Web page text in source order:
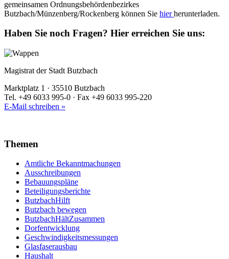
gemeinsamen Ordnungsbehördenbezirkes
Butzbach/Münzenberg/Rockenberg können Sie hierherunterladen.
Haben Sie noch Fragen? Hier erreichen Sie uns:
Magistrat der Stadt Butzbach
Marktplatz 1 · 35510 Butzbach
Tel. +49 6033 995-0 · Fax +49 6033 995-220
E-Mail schreiben »
Themen
Amtliche Bekanntmachungen
Ausschreibungen
Bebauungspläne
Beteiligungsberichte
ButzbachHilft
Butzbach bewegen
ButzbachHältZusammen
Dorfentwicklung
Geschwindigkeitsmessungen
Glasfaserausbau
Haushalt